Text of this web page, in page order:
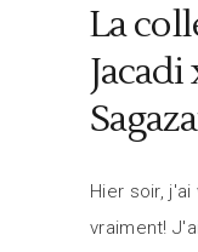
La
Hier soir,
vraiment!